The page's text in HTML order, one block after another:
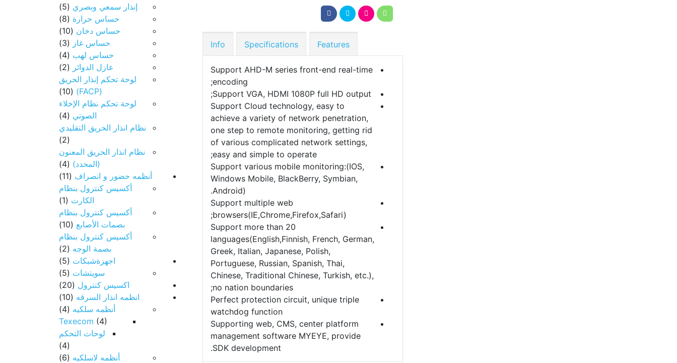
Features
Specifications
Info
Support AHD-M series front-end real-time
encoding;
Support VGA, HDMI 1080P full HD output;
Support Cloud technology, easy to
achieve a variety of network penetration,
one step to remote monitoring, getting rid
of various complicated network settings,
easy and simple to operate;
Support various mobile monitoring:(IOS,
Windows Mobile, BlackBerry, Symbian,
Android).
Support multiple web
browsers(IE,Chrome,Firefox,Safari);
Support more than 20
languages(English,Finnish, French, German,
Greek, Italian, Japanese, Polish,
Portuguese, Russian, Spanish, Thai,
Chinese, Traditional Chinese, Turkish, etc.),
no nation boundaries;
Perfect protection circuit, unique triple
watchdog function
Supporting web, CMS, center platform
management software MYEYE, provide
SDK development.
إنذار سمعي وبصري (5)
حساس حرارة (8)
حساس دخان (10)
حساس غاز (3)
حساس لهب (4)
عازل الدوائر (2)
لوحة تحكم إنذار الحريق
(FACP)
(10)
لوحة تحكم نظام الإخلاء
الصوتي (4)
نظام انذار الحريق التقليدي
(2)
نظام انذار الحريق المعنون
(المحدد) (4)
أنظمه حضور و انصراف (11)
أكسيس كنترول بنظام
الكارت (1)
أكسيس كنترول بنظام
بصمات الأصابع (10)
أكسيس كنترول بنظام
بصمة الوجه (2)
اجهزةشبكات (5)
سويتشات (5)
اكسيس كنترول (20)
انظمه انذار السرقه (10)
أنظمه سلكيه (4)
Texecom (4)
لوحات التحكم
(4)
أنظمه لاسلكيه (6)